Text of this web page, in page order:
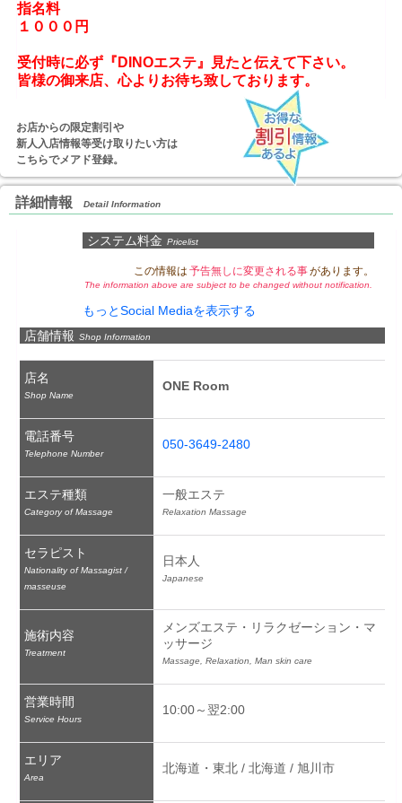
指名料
１０００円
受付時に必ず『DINOエステ』見たと伝えて下さい。
お店からの限定割引や
新人入店情報等受け取りたい方は
こちらでメアド登録。
詳細情報 Detail Information
システム料金 Pricelist
この情報は 予告無しに変更される事があります。
The information above are subject to be changed without notification.
もっとSocial Mediaを表示する
店舗情報 Shop Information
店名
Shop Name
ONE Room
電話番号
Telephone Number
050-3649-2480
エステ種類
Category of Massage
一般エステ
Relaxation Massage
セラピスト
Nationality of Massagist /
masseuse
日本人
Japanese
施術内容
Treatment
メンズエステ・リラクゼーション・マ
ッサージ
Massage, Relaxation, Man skin care
営業時間
Service Hours
10:00～翌2:00
エリア
Area
北海道・東北 / 北海道 / 旭川市